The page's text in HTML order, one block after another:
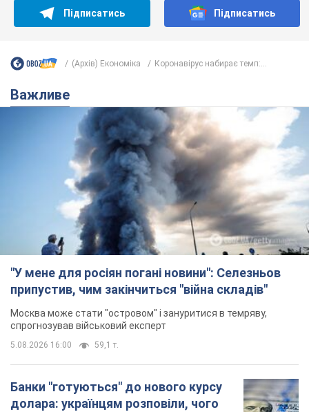
Підписатись Підписатись
(Архів) Економіка Коронавірус набирає темп:...
Важливе
"У мене для росіян погані новини": Селезньов
припустив, чим закінчиться "війна складів"
Москва може стати "островом" і зануритися в темряву,
спрогнозував військовий експерт
5.08.2026 16:00 59,1 т.
Банки "готуються" до нового курсу
долара: українцям розповіли, чого